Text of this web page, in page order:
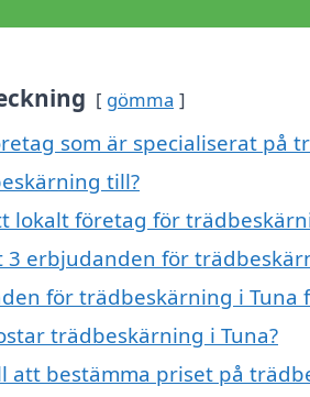
gömma
som är specialiserat på
till?
lokalt företag för
3 erbjudanden för
för trädbeskärning i Tuna
trädbeskärning i Tuna?
att bestämma priset på